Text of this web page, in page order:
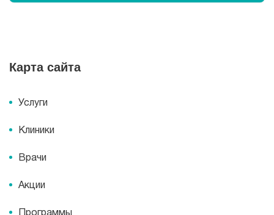
Карта сайта
Услуги
Клиники
Врачи
Акции
Программы